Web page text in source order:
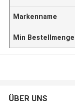
Markenname
Min Bestellmenge
ÜBER UNS